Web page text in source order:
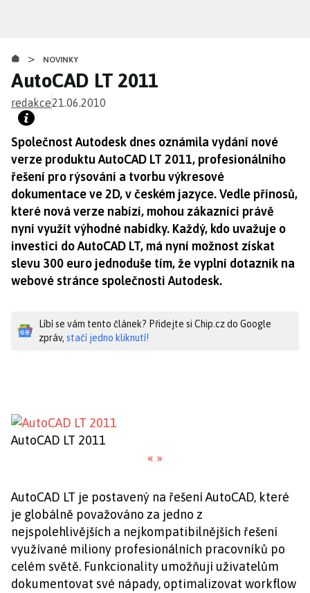
obsahu
> NOVINKY
AutoCAD LT 2011
redakce21.06.2010
Společnost Autodesk dnes oznámila vydání nové
verze produktu AutoCAD LT 2011, profesionálního
řešení pro rýsování a tvorbu výkresové
dokumentace ve 2D, v českém jazyce. Vedle přínosů,
které nová verze nabízí, mohou zákazníci právě
nyní využít výhodné nabídky. Každý, kdo uvažuje o
investici do AutoCAD LT, má nyní možnost získat
slevu 300 euro jednoduše tím, že vyplní dotazník na
webové stránce společnosti Autodesk.
Líbí se vám tento článek? Přidejte si Chip.cz do Google
zpráv, stačí jedno kliknutí!
AutoCAD LT 2011
« »
AutoCAD LT je postavený na řešení AutoCAD, které
je globálně považováno za jedno z
nejspolehlivějších a nejkompatibilnějších řešení
využívané miliony profesionálních pracovníků po
celém světě. Funkcionality umožňují uživatelům
dokumentovat své nápady, optimalizovat workflow